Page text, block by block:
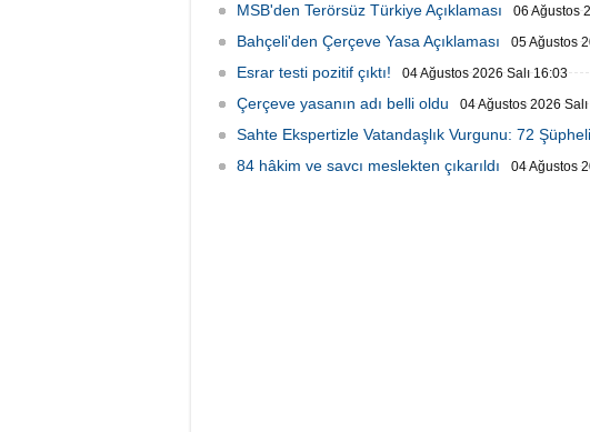
MSB'den Terörsüz Türkiye Açıklaması 06 Ağustos
Bahçeli'den Çerçeve Yasa Açıklaması 05 Ağustos
Esrar testi pozitif çıktı! 04 Ağustos 2026 Salı 16:03
Çerçeve yasanın adı belli oldu 04 Ağustos 2026
Sahte Ekspertizle Vatandaşlık Vurgunu: 72
84 hâkim ve savcı meslekten çıkarıldı 04 Ağustos